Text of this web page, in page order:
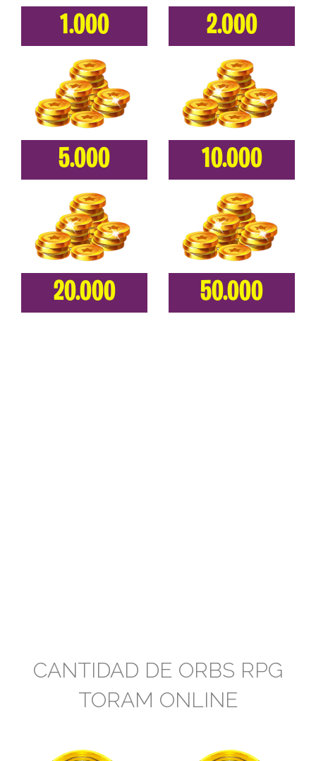
1.000 2.000
5.000 10.000
20.000 50.000
CANTIDAD DE ORBS RPG
TORAM ONLINE